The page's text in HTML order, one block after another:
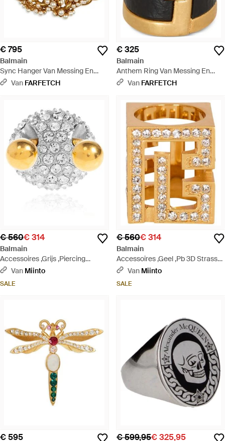
€ 795
Balmain
Sync Hanger Van Messing En
Parels - Metallic
Van FARFETCH
€ 325
Balmain
Anthem Ring Van Messing En
Hars - Zwart
Van FARFETCH
€ 560€ 314
Balmain
Accessoires ,Grijs ,Piercing
Messing En Strass Ring - Metallic
Van Miinto
SALE
€ 560€ 314
Balmain
Accessoires ,Geel ,Pb 3D Strass
Kubus Ring - Metallic
Van Miinto
SALE
€ 595 € 599,95€ 325,95